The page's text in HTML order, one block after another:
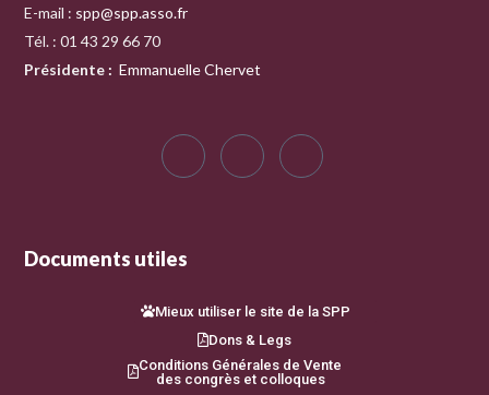
E-mail : spp@spp.asso.fr
Tél. : 01 43 29 66 70
Présidente : Emmanuelle Chervet
Documents utiles
Mieux utiliser le site de la SPP
Dons & Legs
Conditions Générales de Vente
des congrès et colloques